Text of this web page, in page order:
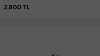
2.800 TL